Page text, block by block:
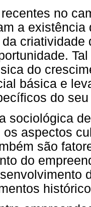
no
a
do
básica e
do
sociológica
os aspectos
são
do